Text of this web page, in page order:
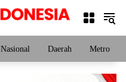
Nasional Daerah Metro